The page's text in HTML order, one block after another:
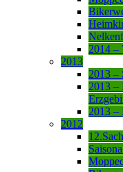
2014 –
2013
2013 –
2013 –
2013 –
2012